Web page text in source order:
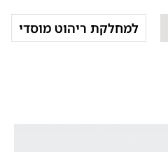
למחלקת ריהוט מוסדי